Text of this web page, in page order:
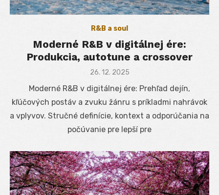
R&B a soul
Moderné R&B v digitálnej ére:
Produkcia, autotune a crossover
Posted
26. 12. 2025
Moderné R&B v digitálnej ére: Prehľad dejín,
kľúčových postáv a zvuku žánru s príkladmi nahrávok
a vplyvov. Stručné definície, kontext a odporúčania na
počúvanie pre lepší pre